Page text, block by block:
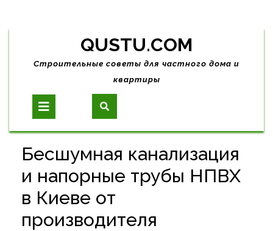
Skip
content
QUSTU.COM
Строительные советы для частного дома и
квартиры
Open
Button
Бесшумная канализация
и напорные трубы НПВХ
в Киеве от
производителя